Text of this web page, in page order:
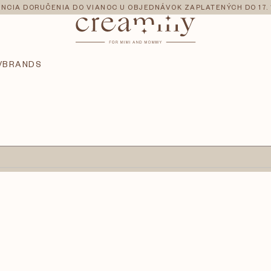
DORUČENIA DO VIANOC U OBJEDNÁVOK ZAPLATENÝCH DO 17.
BRANDS